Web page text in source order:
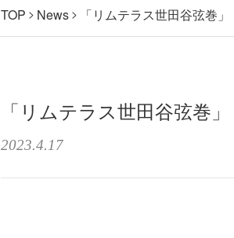
TOP News 「リムテラス世田谷弦巻
「リムテラス世田谷弦巻
2023.4.17